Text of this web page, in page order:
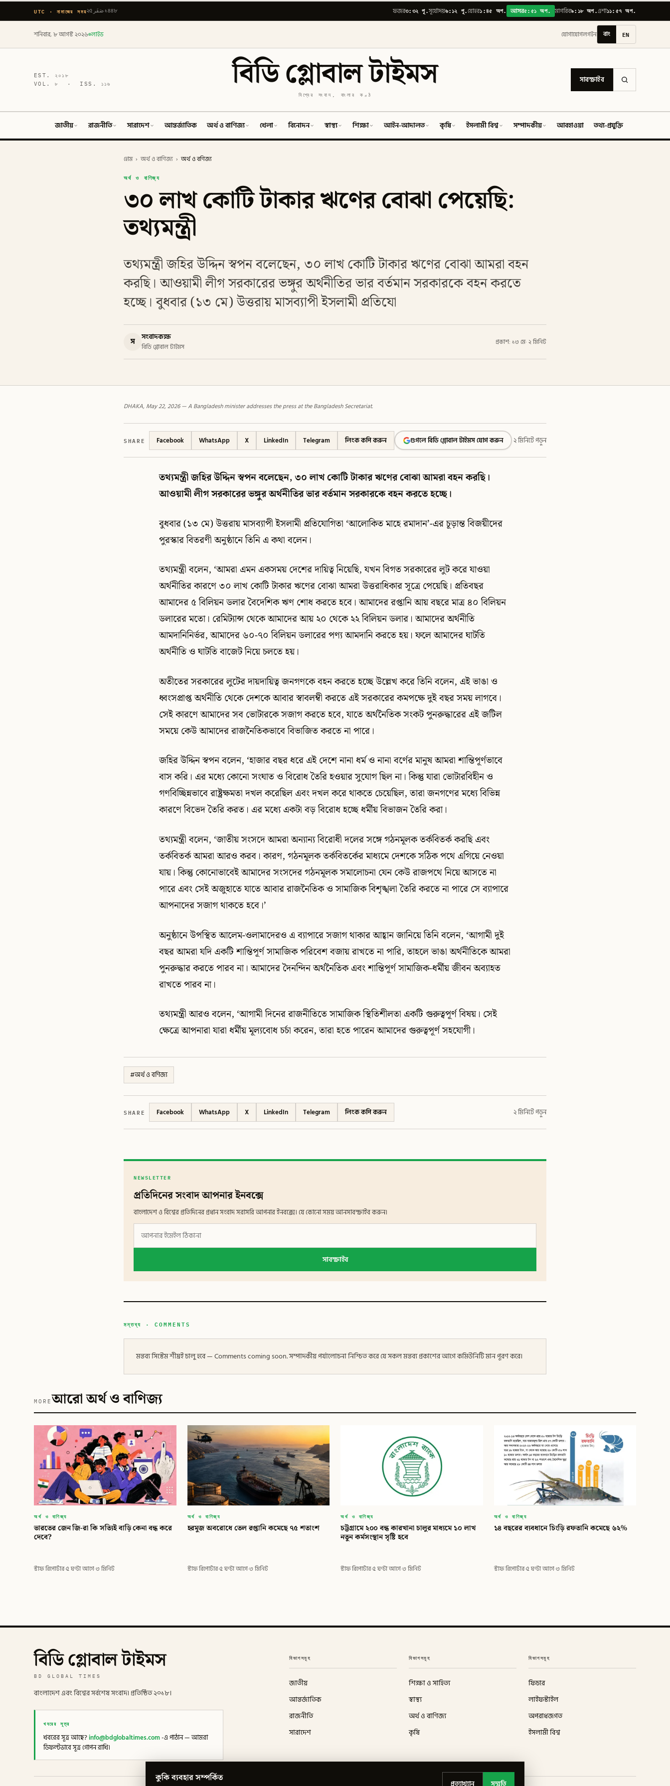
UTC · নামাজের সময় ২৫ صَفَر ১৪৪৮ ফজর৩:৩২ পূ.সূর্যোদয়৬:১২ পূ.যোহর১:৪৫ অপ. আসর৫:৫১ অপ. মাগরিব৯:১৮ অপ.এশা১১:৫৭ অপ.
শনিবার, ৮ আগস্ট ২০২৬ লাইভ যোগাযোগলগইন বাং EN
EST.২০১৮
VOL.৮ · ISS. ১১৬ বিডি গ্লোবাল টাইমস
বিশ্বের সংবাদ, বাংলার কণ্ঠ
সাবস্ক্রাইব
জাতীয় রাজনীতি সারাদেশ আন্তর্জাতিক অর্থ ও বাণিজ্য খেলা বিনোদন স্বাস্থ্য শিক্ষা আইন-আদালত কৃষি ইসলামী বিশ্ব সম্পাদকীয় আবহাওয়া তথ্য-প্রযুক্তি
হোম › অর্থ ও বাণিজ্য › অর্থ ও বণিজ্য
অর্থ ও বাণিজ্য
৩০ লাখ কোটি টাকার ঋণের বোঝা পেয়েছি:
তথ্যমন্ত্রী
তথ্যমন্ত্রী জহির উদ্দিন স্বপন বলেছেন, ৩০ লাখ কোটি টাকার ঋণের বোঝা আমরা বহন
করছি। আওয়ামী লীগ সরকারের ভঙ্গুর অর্থনীতির ভার বর্তমান সরকারকে বহন করতে
হচ্ছে। বুধবার (১৩ মে) উত্তরায় মাসব্যাপী ইসলামী প্রতিযো
স সংবাদকক্ষ
বিডি গ্লোবাল টাইমস
প্রকাশ: ১৩ মে· ২ মিনিট
DHAKA, May 22, 2026 — A Bangladesh minister addresses the press at the Bangladesh Secretariat.
SHARE Facebook WhatsApp X LinkedIn Telegram লিংক কপি করুন গুগলে বিডি গ্লোবাল টাইমস যোগ করুন ২ মিনিটে পড়ুন
তথ্যমন্ত্রী জহির উদ্দিন স্বপন বলেছেন, ৩০ লাখ কোটি টাকার ঋণের বোঝা আমরা বহন করছি।
আওয়ামী লীগ সরকারের ভঙ্গুর অর্থনীতির ভার বর্তমান সরকারকে বহন করতে হচ্ছে।
বুধবার (১৩ মে) উত্তরায় মাসব্যাপী ইসলামী প্রতিযোগিতা ‘আলোকিত মাহে রমাদান’-এর চূড়ান্ত বিজয়ীদের
পুরস্কার বিতরণী অনুষ্ঠানে তিনি এ কথা বলেন।
তথ্যমন্ত্রী বলেন, ‘আমরা এমন একসময় দেশের দায়িত্ব নিয়েছি, যখন বিগত সরকারের লুট করে যাওয়া
অর্থনীতির কারণে ৩০ লাখ কোটি টাকার ঋণের বোঝা আমরা উত্তরাধিকার সূত্রে পেয়েছি। প্রতিবছর
আমাদের ৫ বিলিয়ন ডলার বৈদেশিক ঋণ শোধ করতে হবে। আমাদের রপ্তানি আয় বছরে মাত্র ৪০ বিলিয়ন
ডলারের মতো। রেমিট্যান্স থেকে আমাদের আয় ২০ থেকে ২২ বিলিয়ন ডলার। আমাদের অর্থনীতি
আমদানিনির্ভর, আমাদের ৬০-৭০ বিলিয়ন ডলারের পণ্য আমদানি করতে হয়। ফলে আমাদের ঘাটতি
অর্থনীতি ও ঘাটতি বাজেট নিয়ে চলতে হয়।
অতীতের সরকারের লুটের দায়দায়িত্ব জনগণকে বহন করতে হচ্ছে উল্লেখ করে তিনি বলেন, এই ভাঙা ও
ধ্বংসপ্রাপ্ত অর্থনীতি থেকে দেশকে আবার স্বাবলম্বী করতে এই সরকারের কমপক্ষে দুই বছর সময় লাগবে।
সেই কারণে আমাদের সব ভোটারকে সজাগ করতে হবে, যাতে অর্থনৈতিক সংকট পুনরুদ্ধারের এই জটিল
সময়ে কেউ আমাদের রাজনৈতিকভাবে বিভাজিত করতে না পারে।
জহির উদ্দিন স্বপন বলেন, ‘হাজার বছর ধরে এই দেশে নানা ধর্ম ও নানা বর্ণের মানুষ আমরা শান্তিপূর্ণভাবে
বাস করি। এর মধ্যে কোনো সংঘাত ও বিরোধ তৈরি হওয়ার সুযোগ ছিল না। কিন্তু যারা ভোটারবিহীন ও
গণবিচ্ছিন্নভাবে রাষ্ট্রক্ষমতা দখল করেছিল এবং দখল করে থাকতে চেয়েছিল, তারা জনগণের মধ্যে বিভিন্ন
কারণে বিভেদ তৈরি করত। এর মধ্যে একটা বড় বিরোধ হচ্ছে ধর্মীয় বিভাজন তৈরি করা।
তথ্যমন্ত্রী বলেন, ‘জাতীয় সংসদে আমরা অন্যান্য বিরোধী দলের সঙ্গে গঠনমূলক তর্কবিতর্ক করছি এবং
তর্কবিতর্ক আমরা আরও করব। কারণ, গঠনমূলক তর্কবিতর্কের মাধ্যমে দেশকে সঠিক পথে এগিয়ে নেওয়া
যায়। কিন্তু কোনোভাবেই আমাদের সংসদের গঠনমূলক সমালোচনা যেন কেউ রাজপথে নিয়ে আসতে না
পারে এবং সেই অজুহাতে যাতে আবার রাজনৈতিক ও সামাজিক বিশৃঙ্খলা তৈরি করতে না পারে সে ব্যাপারে
আপনাদের সজাগ থাকতে হবে।’
অনুষ্ঠানে উপস্থিত আলেম-ওলামাদেরও এ ব্যাপারে সজাগ থাকার আহ্বান জানিয়ে তিনি বলেন, ‘আগামী দুই
বছর আমরা যদি একটি শান্তিপূর্ণ সামাজিক পরিবেশ বজায় রাখতে না পারি, তাহলে ভাঙা অর্থনীতিকে আমরা
পুনরুদ্ধার করতে পারব না। আমাদের দৈনন্দিন অর্থনৈতিক এবং শান্তিপূর্ণ সামাজিক-ধর্মীয় জীবন অব্যাহত
রাখতে পারব না।
তথ্যমন্ত্রী আরও বলেন, ‘আগামী দিনের রাজনীতিতে সামাজিক স্থিতিশীলতা একটি গুরুত্বপূর্ণ বিষয়। সেই
ক্ষেত্রে আপনারা যারা ধর্মীয় মূল্যবোধ চর্চা করেন, তারা হতে পারেন আমাদের গুরুত্বপূর্ণ সহযোগী।
#অর্থ ও বণিজ্য
SHARE Facebook WhatsApp X LinkedIn Telegram লিংক কপি করুন ২ মিনিটে পড়ুন
NEWSLETTER
প্রতিদিনের সংবাদ আপনার ইনবক্সে
বাংলাদেশ ও বিশ্বের প্রতিদিনের প্রধান সংবাদ সরাসরি আপনার ইনবক্সে। যে কোনো সময় আনসাবস্ক্রাইব করুন।
সাবস্ক্রাইব
মন্তব্য · COMMENTS
মন্তব্য সিস্টেম শীঘ্রই চালু হবে — Comments coming soon. সম্পাদকীয় পর্যালোচনা নিশ্চিত করে যে সকল মন্তব্য প্রকাশের আগে কমিউনিটি মান পূরণ করে।
MOREআরো অর্থ ও বাণিজ্য
অর্থ ও বাণিজ্য
ভারতের জেন জি-রা কি সত্যিই বাড়ি কেনা বন্ধ করে
দেবে?
স্টাফ রিপোর্টার·৫ ঘণ্টা আগে·৩ মিনিট
অর্থ ও বাণিজ্য
হরমুজ অবরোধে তেল রপ্তানি কমেছে ৭৫ শতাংশ
স্টাফ রিপোর্টার·৫ ঘণ্টা আগে·৩ মিনিট
অর্থ ও বাণিজ্য
চট্টগ্রামে ২০০ বন্ধ কারখানা চালুর মাধ্যমে ১০ লাখ
নতুন কর্মসংস্থান সৃষ্টি হবে
স্টাফ রিপোর্টার·৫ ঘণ্টা আগে·৩ মিনিট
অর্থ ও বাণিজ্য
১৪ বছরের ব্যবধানে চিংড়ি রফতানি কমেছে ৬২%
স্টাফ রিপোর্টার·৫ ঘণ্টা আগে·৩ মিনিট
বিডি গ্লোবাল টাইমস
BD GLOBAL TIMES
বাংলাদেশ এবং বিশ্বের সর্বশেষ সংবাদ। প্রতিষ্ঠিত ২০১৮।
খবরের সূত্র
খবরের সূত্র আছে?info@bdglobaltimes.com-এ পাঠান — আমরা
ডিফল্টভাবে সূত্র গোপন রাখি।
বিভাগসমূহ
জাতীয়
আন্তর্জাতিক
রাজনীতি
সারাদেশ
বিভাগসমূহ
শিক্ষা ও সাহিত্য
স্বাস্থ্য
অর্থ ও বাণিজ্য
কৃষি
বিভাগসমূহ
ফিচার
লাইফস্টাইল
অপরাধজগত
ইসলামী বিশ্ব
কুকি ব্যবহার সম্পর্কিত প্রত্যাখ্যান সম্মতি